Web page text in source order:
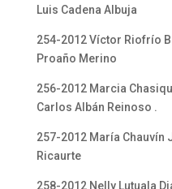
Luis Cadena Albuja
254-2012 Víctor Riofrío
Proaño Merino
256-2012 Marcia
Carlos Albán Reinoso .
257-2012 María Chauvín
Ricaurte
258-2012 Nelly Lutuala